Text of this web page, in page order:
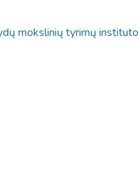
mokslinių tyrimų instituto